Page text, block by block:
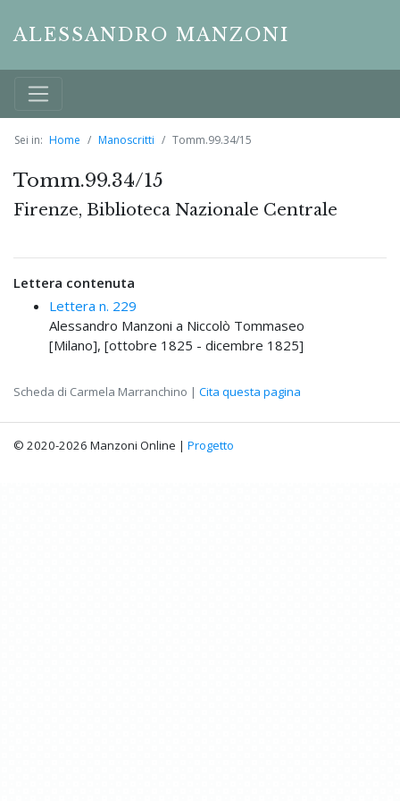
ALESSANDRO MANZONI
Sei in: Home Manoscritti Tomm.99.34/15
Tomm.99.34/15
Firenze, Biblioteca Nazionale Centrale
Lettera contenuta
Lettera n. 229
Alessandro Manzoni a Niccolò Tommaseo
[Milano], [ottobre 1825 - dicembre 1825]
Scheda di Carmela Marranchino | Cita questa pagina
© 2020-2026 Manzoni Online | Progetto